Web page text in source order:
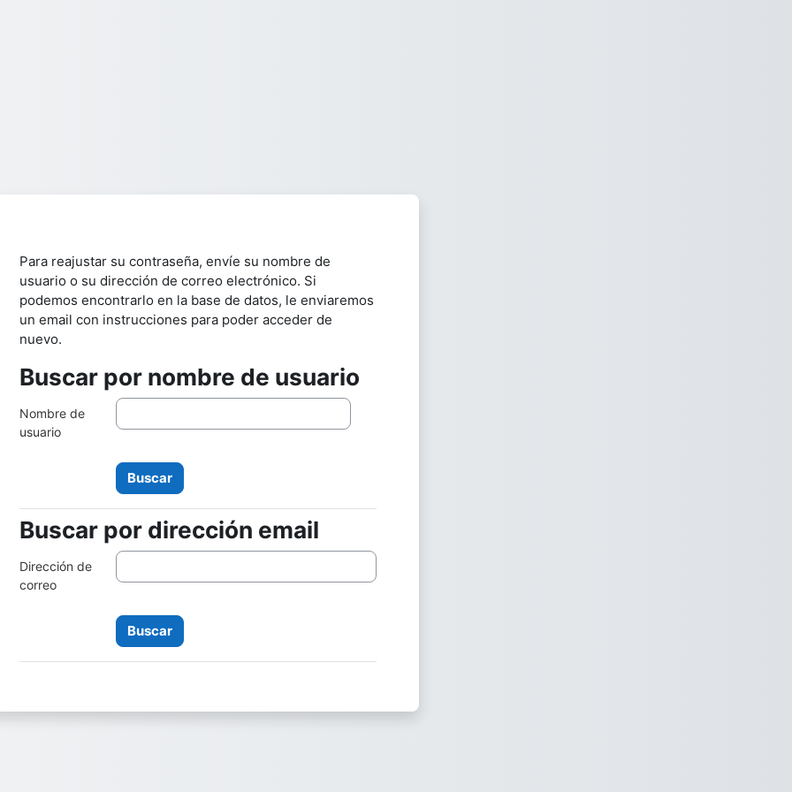
Para reajustar su contraseña, envíe su nombre de
usuario o su dirección de correo electrónico. Si
podemos encontrarlo en la base de datos, le enviaremos
un email con instrucciones para poder acceder de
nuevo.
Buscar por nombre de usuario
Buscar por nombre de usuario
Nombre de
usuario
Buscar por dirección email
Buscar por dirección email
Dirección de
correo